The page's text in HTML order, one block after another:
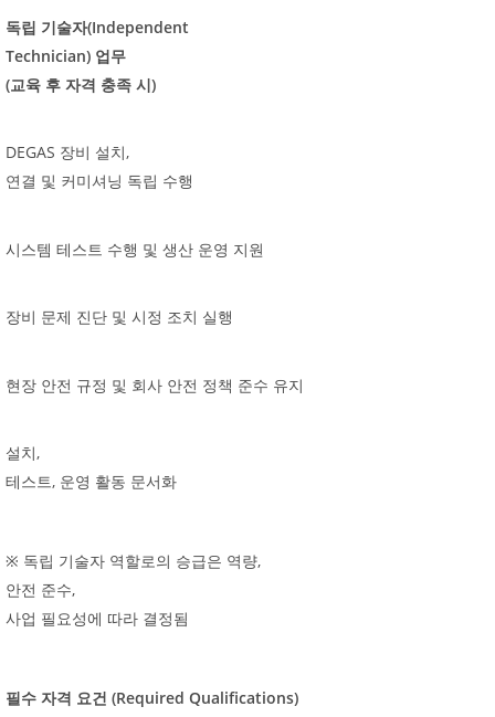
독립 기술자(Independent
Technician) 업무
(교육 후 자격 충족 시 )
DEGAS 장비 설치,
연결 및 커미셔닝 독립 수행
시스템 테스트 수행 및 생산 운영 지원
장비 문제 진단 및 시정 조치 실행
현장 안전 규정 및 회사 안전 정책 준수 유지
설치,
테스트, 운영 활동 문서화
※ 독립 기술자 역할로의 승급은 역량,
안전 준수,
사업 필요성에 따라 결정됨
필수 자격 요건 (Required Qualifications)